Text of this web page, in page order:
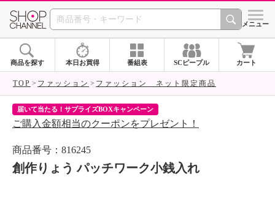
SHOP CHANNEL シメニュー
商品を探す 本日お買得 番組表 SCピープル カート
TOP ファッション ファッション ネット限定商品
届いて当たる！サプライズBOXキャンペーン
ご購入金額相当のクーポンをプレゼント！
商品番号：816245
創作りょう パッチワーク小銭入れ